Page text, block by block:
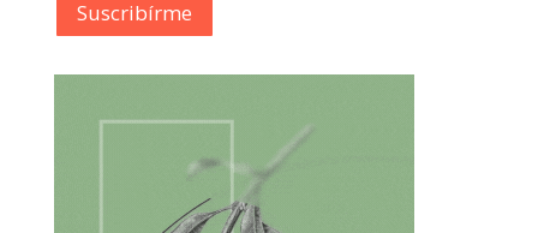
Suscribírme